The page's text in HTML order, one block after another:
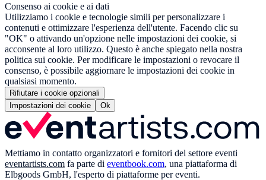
Consenso ai cookie e ai dati
Utilizziamo i cookie e tecnologie simili per personalizzare i
contenuti e ottimizzare l'esperienza dell'utente. Facendo clic su
"OK" o attivando un'opzione nelle impostazioni dei cookie, si
acconsente al loro utilizzo. Questo è anche spiegato nella nostra
politica sui cookie. Per modificare le impostazioni o revocare il
consenso, è possibile aggiornare le impostazioni dei cookie in
qualsiasi momento.
Rifiutare i cookie opzionali
Impostazioni dei cookie
Ok
Mettiamo in contatto organizzatori e fornitori del settore eventi
eventartists.com fa parte di eventbook.com, una piattaforma di
Elbgoods GmbH, l'esperto di piattaforme per eventi.